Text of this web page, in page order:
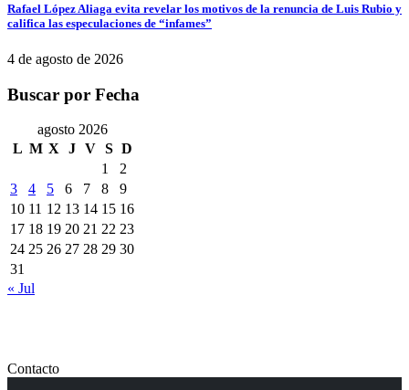
Rafael López Aliaga evita revelar los motivos de la renuncia de Luis Rubio y
califica las especulaciones de “infames”
4 de agosto de 2026
Buscar por Fecha
agosto 2026
L M X J V S D
1
2
3
4 5 6 7 8
9
10 11 12 13 14 15 16
17 18 19 20 21 22 23
24 25 26 27 28 29 30
31
« Jul
Contacto